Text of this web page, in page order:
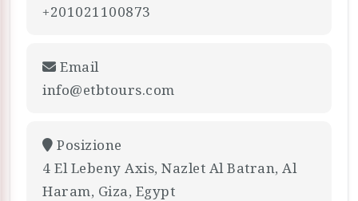
+201021100873
Email
info@etbtours.com
Posizione
4 El Lebeny Axis, Nazlet Al Batran, Al
Haram, Giza, Egypt